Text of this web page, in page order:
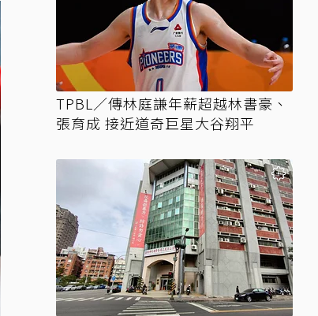
TPBL／傳林庭謙年薪超越林書豪、
張育成 接近道奇巨星大谷翔平